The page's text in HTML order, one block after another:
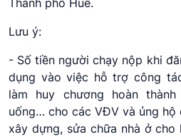
Thành phố Huế.
Lưu ý:
- Số tiền người chạy nộp khi
dụng vào việc hỗ trợ công
làm huy chương hoàn
uống… cho các VĐV và ủng hộ
xây dựng, sửa chữa nhà ở